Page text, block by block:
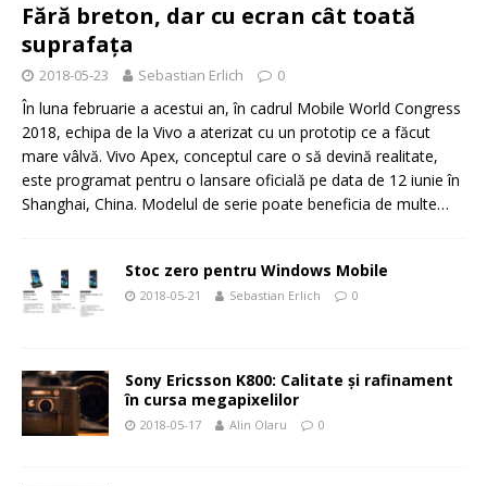
Fără breton, dar cu ecran cât toată
suprafața
2018-05-23 Sebastian Erlich 0
În luna februarie a acestui an, în cadrul Mobile World Congress
2018, echipa de la Vivo a aterizat cu un prototip ce a făcut
mare vâlvă. Vivo Apex, conceptul care o să devină realitate,
este programat pentru o lansare oficială pe data de 12 iunie în
Shanghai, China. Modelul de serie poate beneficia de multe…
Stoc zero pentru Windows Mobile
2018-05-21 Sebastian Erlich 0
Sony Ericsson K800: Calitate şi rafinament
în cursa megapixelilor
2018-05-17 Alin Olaru 0